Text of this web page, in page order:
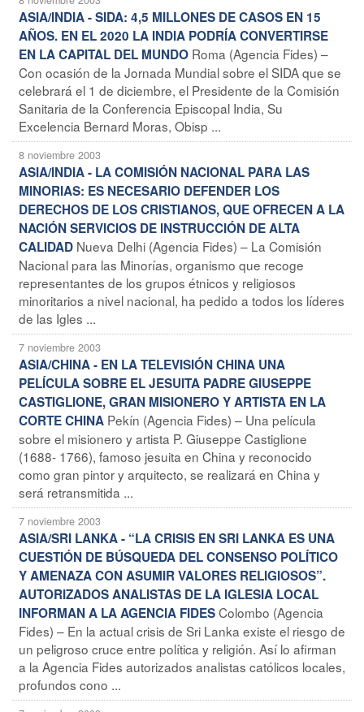
ASIA/INDIA - SIDA: 4,5 MILLONES DE CASOS EN 15
AÑOS. EN EL 2020 LA INDIA PODRÍA CONVERTIRSE
EN LA CAPITAL DEL MUNDO Roma (Agencia Fides) –
Con ocasión de la Jornada Mundial sobre el SIDA que se
celebrará el 1 de diciembre, el Presidente de la Comisión
Sanitaria de la Conferencia Episcopal India, Su
Excelencia Bernard Moras, Obisp ...
8 noviembre 2003
ASIA/INDIA - LA COMISIÓN NACIONAL PARA LAS
MINORIAS: ES NECESARIO DEFENDER LOS
DERECHOS DE LOS CRISTIANOS, QUE OFRECEN A LA
NACIÓN SERVICIOS DE INSTRUCCIÓN DE ALTA
CALIDAD Nueva Delhi (Agencia Fides) – La Comisión
Nacional para las Minorías, organismo que recoge
representantes de los grupos étnicos y religiosos
minoritarios a nivel nacional, ha pedido a todos los líderes
de las Igles ...
7 noviembre 2003
ASIA/CHINA - EN LA TELEVISIÓN CHINA UNA
PELÍCULA SOBRE EL JESUITA PADRE GIUSEPPE
CASTIGLIONE, GRAN MISIONERO Y ARTISTA EN LA
CORTE CHINA Pekín (Agencia Fides) – Una película
sobre el misionero y artista P. Giuseppe Castiglione
(1688- 1766), famoso jesuita en China y reconocido
como gran pintor y arquitecto, se realizará en China y
será retransmitida ...
7 noviembre 2003
ASIA/SRI LANKA - “LA CRISIS EN SRI LANKA ES UNA
CUESTIÓN DE BÚSQUEDA DEL CONSENSO POLÍTICO
Y AMENAZA CON ASUMIR VALORES RELIGIOSOS”.
AUTORIZADOS ANALISTAS DE LA IGLESIA LOCAL
INFORMAN A LA AGENCIA FIDESColombo (Agencia
Fides) – En la actual crisis de Sri Lanka existe el riesgo de
un peligroso cruce entre política y religión. Así lo afirman
a la Agencia Fides autorizados analistas católicos locales,
profundos cono ...